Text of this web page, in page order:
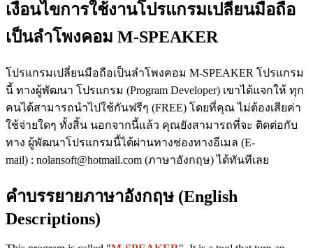
เงื่อนไขการใช้งานโปรแกรมเปลี่ยนมือถือ
เป็นลำโพงคอม M-SPEAKER
โปรแกรมเปลี่ยนมือถือเป็นลำโพงคอม M-SPEAKER โปรแกรม
นี้ ทางผู้พัฒนา โปรแกรม (Program Developer) เขาได้แจกให้ ทุก
คนได้สามารถนำไปใช้กันฟรีๆ (FREE) โดยที่คุณ ไม่ต้องเสียค่า
ใช้จ่ายใดๆ ทั้งสิ้น นอกจากนี้แล้ว คุณยังสามารถที่จะ ติดต่อกับ
ทาง ผู้พัฒนาโปรแกรมนี้ได้ผ่านทางช่องทางอีเมล (E-
mail) : nolansoft@hotmail.com (ภาษาอังกฤษ) ได้ทันทีเลย
คำบรรยายภาษาอังกฤษ (English
Descriptions)